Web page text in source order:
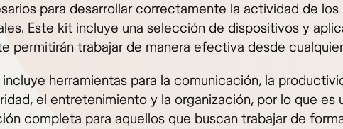
para desarrollar correctamente la actividad de los
Este kit incluye una selección de dispositivos y
permitirán trabajar de manera efectiva desde
incluye herramientas para la comunicación, la
el entretenimiento y la organización, por lo que es
completa para aquellos que buscan trabajar de